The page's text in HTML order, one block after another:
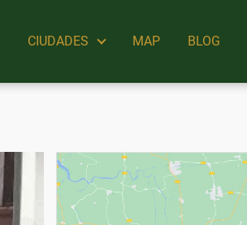
CIUDADES MAP BLOG